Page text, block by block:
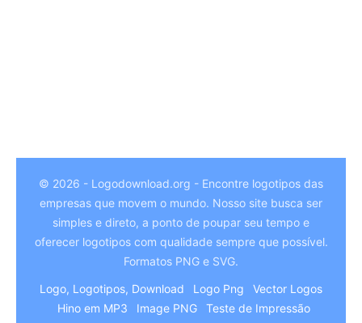
© 2026 - Logodownload.org - Encontre logotipos das
empresas que movem o mundo. Nosso site busca ser
simples e direto, a ponto de poupar seu tempo e
oferecer logotipos com qualidade sempre que possível.
Formatos PNG e SVG.
Logo, Logotipos, Download
Logo Png
Vector Logos
Hino em MP3
Image PNG
Teste de Impressão
Arabic
Italian
Hindi
German